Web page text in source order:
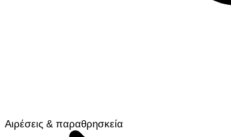
Αιρέσεις & παραθρησκεία